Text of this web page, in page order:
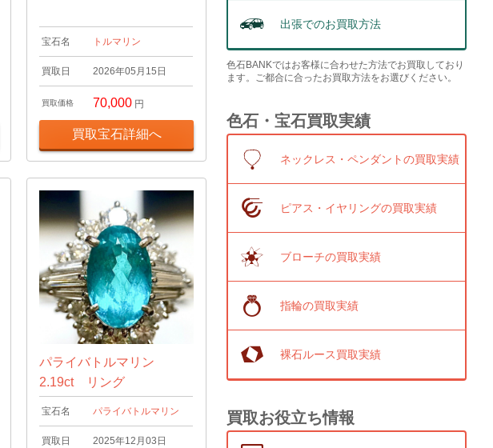
宝石名 トルマリン
買取日 2026年05月15日
買取価格 70,000 円
買取宝石詳細へ
パライバトルマリン
2.19ct リング
宝石名 パライバトルマリン
買取日 2025年12月03日
出張でのお買取方法
色石BANKではお客様に合わせた方法でお買取しており
ます。ご都合に合ったお買取方法をお選びください。
色石・宝石買取実績
ネックレス・ペンダントの買取実績
ピアス・イヤリングの買取実績
ブローチの買取実績
指輪の買取実績
裸石ルース買取実績
買取お役立ち情報